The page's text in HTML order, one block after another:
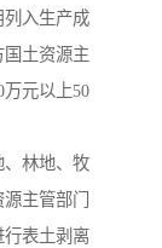
列入生产成
土资源主
元以上50
、林地、牧
主管部门
行表土剥离